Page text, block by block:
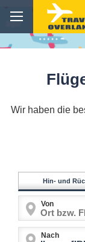
Wir haben die
Hin- und
Von
Nach